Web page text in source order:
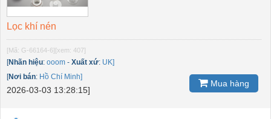
Lọc khí nén
[Mã: G-66164-6] [xem: 407]
[Nhãn hiệu: ooom - Xuất xứ: UK]
[Nơi bán: Hồ Chí Minh]
2026-03-03 13:28:15]
Mua hàng